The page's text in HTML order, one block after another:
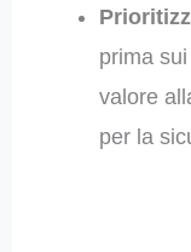
prima
valore
per la